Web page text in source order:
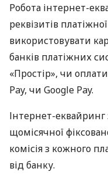
Робота інтернет-
реквізитів
використовувати
банків платіжних
«Простір», чи
Pay, чи Google Pay.
Інтернет-
щомісячної
комісія з кожного
від банку.